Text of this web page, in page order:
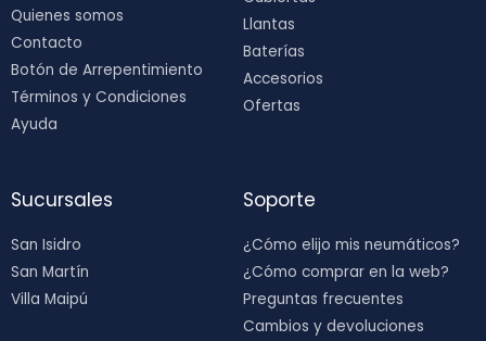
Quienes somos
Contacto
Botón de Arrepentimiento
Términos y Condiciones
Ayuda
Llantas
Baterías
Accesorios
Ofertas
Sucursales
San Isidro
San Martín
Villa Maipú
Soporte
¿Cómo elijo mis neumáticos?
¿Cómo comprar en la web?
Preguntas frecuentes
Cambios y devoluciones